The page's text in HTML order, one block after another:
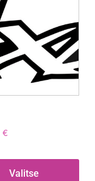
€
Valitse